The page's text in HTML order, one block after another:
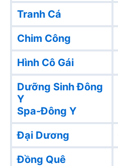
Tranh Cá
Chim Công
Hình Cô Gái
Dưỡng Sinh Đông
Y
Spa-Đông Y
Đại Dương
Đồng Quê